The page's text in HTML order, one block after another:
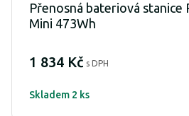
Přenosná bateriová stanice
Mini 473Wh
1 834 Kč s DPH
Skladem 2 ks